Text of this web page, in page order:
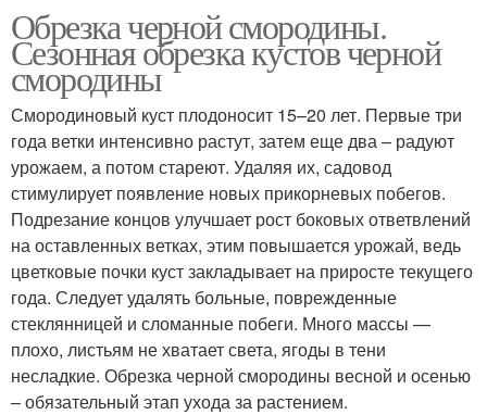
Обрезка черной смородины.
Сезонная обрезка кустов черной
смородины
Смородиновый куст плодоносит 15–20 лет. Первые три
года ветки интенсивно растут, затем еще два – радуют
урожаем, а потом стареют. Удаляя их, садовод
стимулирует появление новых прикорневых побегов.
Подрезание концов улучшает рост боковых ответвлений
на оставленных ветках, этим повышается урожай, ведь
цветковые почки куст закладывает на приросте текущего
года. Следует удалять больные, поврежденные
стеклянницей и сломанные побеги. Много массы —
плохо, листьям не хватает света, ягоды в тени
несладкие. Обрезка черной смородины весной и осенью
– обязательный этап ухода за растением.